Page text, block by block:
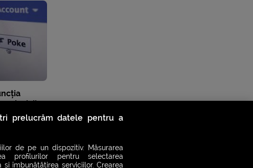
„clasicii
prelucrăm datele pentru a
de pe un dispozitiv. Măsurarea
profilurilor pentru selectarea
îmbunătățirea serviciilor. Crearea